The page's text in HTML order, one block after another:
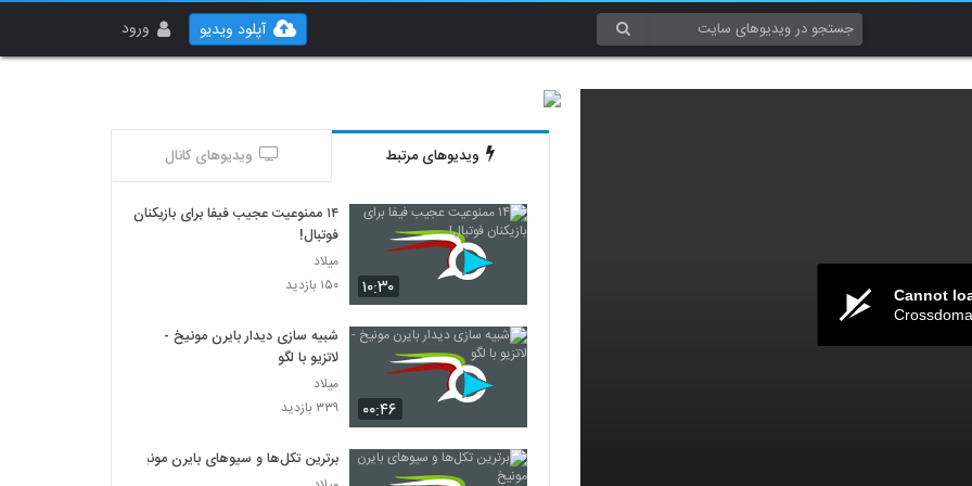
ورود آپلود ویدیو
Cannot
ویدیوهای مرتبط ویدیوهای کانال
۱۰:۳۰
۱۴ ممنوعیت عجیب فیفا برای بازیکنان
فوتبال!
میلاد
۱۵۰ بازدید
۰۰:۴۶
شبیه سازی دیدار بایرن مونیخ -
لاتزیو با لگو
میلاد
۳۳۹ بازدید
برترین تکل‌ها و سیوهای بایرن مونیخ